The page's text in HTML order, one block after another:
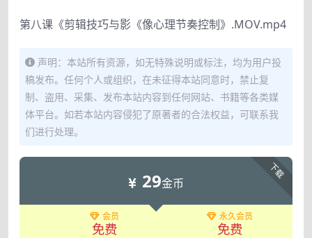
第八课《剪辑技巧与影《像心理节奏控制》.MOV.mp4
声明：本站所有资源，如无特殊说明或标注，均为用户投
稿发布。任何个人或组织，在未征得本站同意时，禁止复
制、盗用、采集、发布本站内容到任何网站、书籍等各类媒
体平台。如若本站内容侵犯了原著者的合法权益，可联系我
们进行处理。
下载
29金币
会员
免费
永久会员
免费